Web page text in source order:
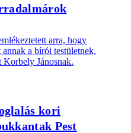
arra, hogy
a bírói testületnek,
Korbely Jánosnak.
kori
Pest